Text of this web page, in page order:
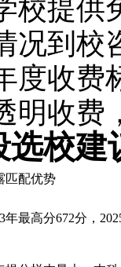
校提
况到校
度收费
明收费
校建
匹配优势
年最高分672分，